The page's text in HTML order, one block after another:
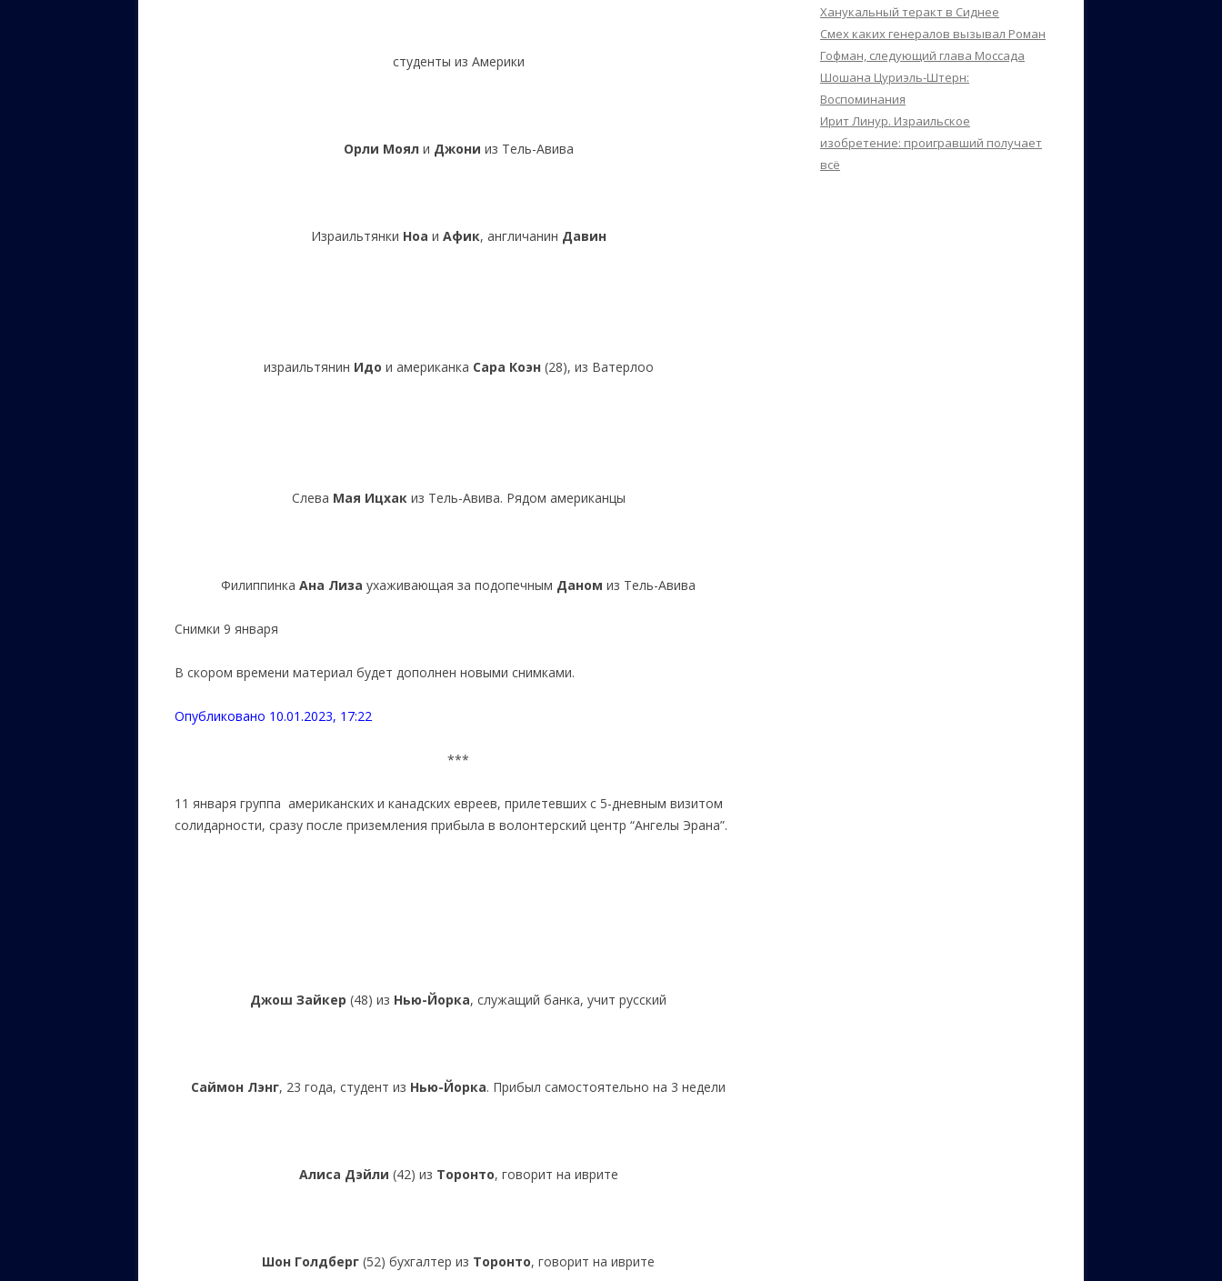
студенты из Америки
Орли Мояли Джони из Тель-Авива
Израильтянки Ноа и Афик, англичанин Давин
израильтянин Идо и американка Сара Коэн(28), из Ватерлоо
Слева Мая Ицхакиз Тель-Авива. Рядом американцы
ФилиппинкаАна Лиза ухаживающая за подопечным Даном из Тель-Авива
Снимки 9 января
В скором времени материал будет дополнен новыми снимками.
Опубликовано 10.01.2023, 17:22
***
11 января группа американских и канадских евреев, прилетевших с 5-дневным визитом
солидарности, сразу после приземления прибыла в волонтерский центр “Ангелы Эрана”.
Джош Зайкер (48) из Нью-Йорка, служащий банка, учит русский
Саймон Лэнг, 23 года, студент из Нью-Йорка. Прибыл самостоятельно на 3 недели
Алиса Дэйли (42) из Торонто, говорит на иврите
Шон Голдберг (52) бухгалтер из Торонто, говорит на иврите
Ханукальный теракт в Сиднее
Смех каких генералов вызывал Роман
Гофман, следующий глава Моссада
Шошана Цуриэль-Штерн:
Воспоминания
Ирит Линур. Израильское
изобретение: проигравший получает
всё